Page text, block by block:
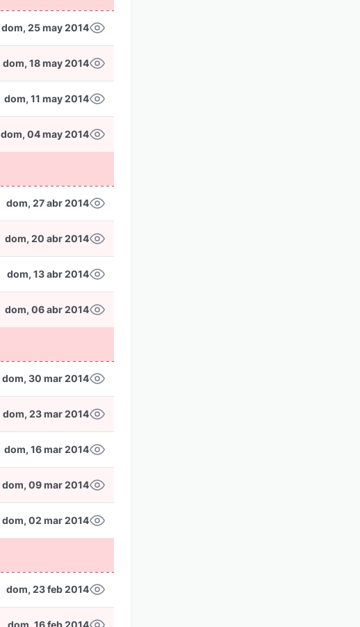
dom, 25 may 2014
dom, 18 may 2014
dom, 11 may 2014
dom, 04 may 2014
dom, 27 abr 2014
dom, 20 abr 2014
dom, 13 abr 2014
dom, 06 abr 2014
dom, 30 mar 2014
dom, 23 mar 2014
dom, 16 mar 2014
dom, 09 mar 2014
dom, 02 mar 2014
dom, 23 feb 2014
dom, 16 feb 2014